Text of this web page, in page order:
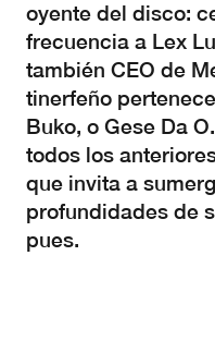
oyente del disco:
frecuencia a Lex
también CEO de
tinerfeño
Buko, o Gese Da
todos los
que invita a
profundidades de
pues.